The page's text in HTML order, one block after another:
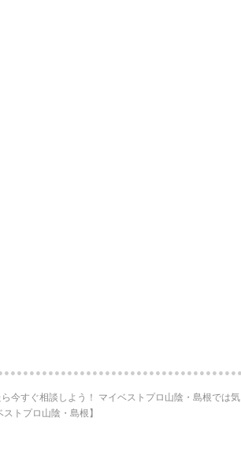
今すぐ相談しよう！ マイベストプロ山陰・島根では気
トプロ山陰・島根】